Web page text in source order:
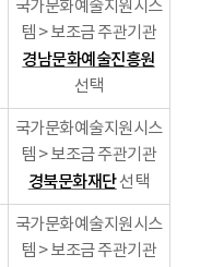
국가문화예술지원시스
템 > 보조금 주관기관
경남문화예술진흥원
선택
국가문화예술지원시스
템 > 보조금 주관기관
경북문화재단선택
국가문화예술지원시스
템 > 보조금 주관기관